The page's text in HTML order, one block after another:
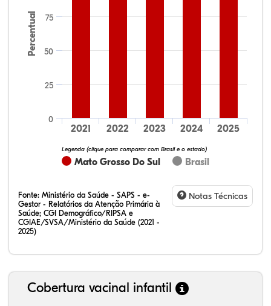
Percentual
Mato Grosso Do Sul Brasil
Legenda (clique para comparar com Brasil e o estado)
2021 2022 2023 2024 2025
0
25
50
75
Fonte: Ministério da Saúde - SAPS - e-
Gestor - Relatórios da Atenção Primária à
Saúde; CGI Demográfico/RIPSA e
CGIAE/SVSA/Ministério da Saúde (2021 -
2025)
Notas Técnicas
Cobertura vacinal infantil